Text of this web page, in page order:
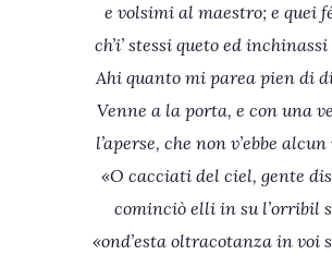
e volsimi al maestro; e quei
ch’i’ stessi queto ed inchinassi
Ahi quanto mi parea pien di
Venne a la porta, e con una
l’aperse, che non v’ebbe
«O cacciati del ciel, gente
cominciò elli in su l’orribil
«ond’esta oltracotanza in voi